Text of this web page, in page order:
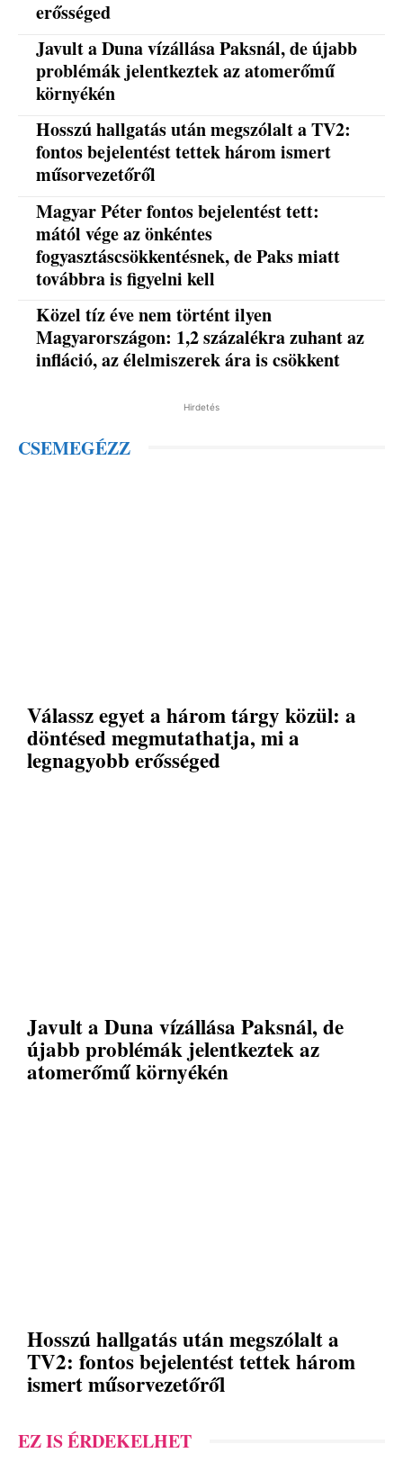
erősséged
Javult a Duna vízállása Paksnál, de újabb
problémák jelentkeztek az atomerőmű
környékén
Hosszú hallgatás után megszólalt a TV2:
fontos bejelentést tettek három ismert
műsorvezetőről
Magyar Péter fontos bejelentést tett:
mától vége az önkéntes
fogyasztáscsökkentésnek, de Paks miatt
továbbra is figyelni kell
Közel tíz éve nem történt ilyen
Magyarországon: 1,2 százalékra zuhant az
infláció, az élelmiszerek ára is csökkent
Hirdetés
CSEMEGÉZZ
Válassz egyet a három tárgy közül: a
döntésed megmutathatja, mi a
legnagyobb erősséged
Javult a Duna vízállása Paksnál, de
újabb problémák jelentkeztek az
atomerőmű környékén
Hosszú hallgatás után megszólalt a
TV2: fontos bejelentést tettek három
ismert műsorvezetőről
EZ IS ÉRDEKELHET